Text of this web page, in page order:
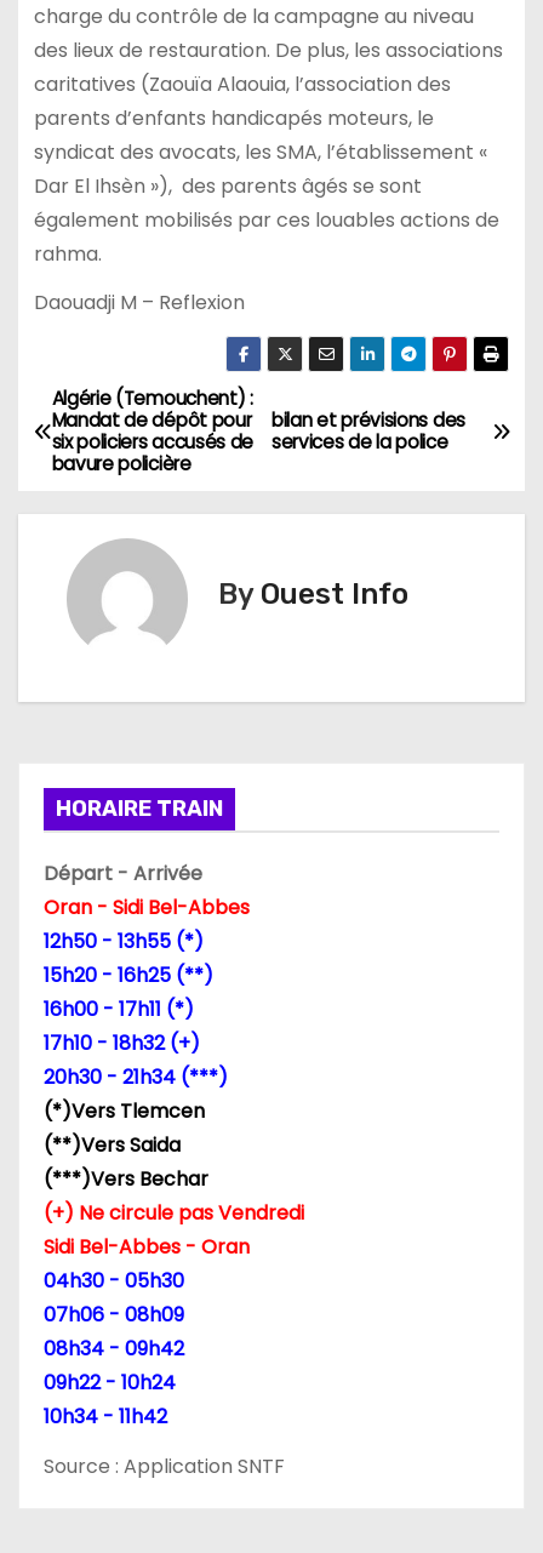
charge du contrôle de la campagne au niveau
des lieux de restauration. De plus, les associations
caritatives (Zaouïa Alaouia, l’association des
parents d’enfants handicapés moteurs, le
syndicat des avocats, les SMA, l’établissement «
Dar El Ihsèn »), des parents âgés se sont
également mobilisés par ces louables actions de
rahma.
Daouadji M – Reflexion
N
a
v
t
o
n
d
e
a
r
t
c
e
bilan et prévisions des
services de la police
Algérie (Temouchent) :
Mandat de dépôt pour
six policiers accusés de
bavure policière
By Ouest Info
HORAIRE TRAIN
Départ - Arrivée
Oran - Sidi Bel-Abbes
12h50 - 13h55 (*)
15h20 - 16h25 (**)
16h00 - 17h11 (*)
17h10 - 18h32 (+)
20h30 - 21h34 (***)
(*)Vers Tlemcen
(**)Vers Saida
(***)Vers Bechar
(+) Ne circule pas Vendredi
Sidi Bel-Abbes - Oran
04h30 - 05h30
07h06 - 08h09
08h34 - 09h42
09h22 - 10h24
10h34 - 11h42
Source : Application SNTF